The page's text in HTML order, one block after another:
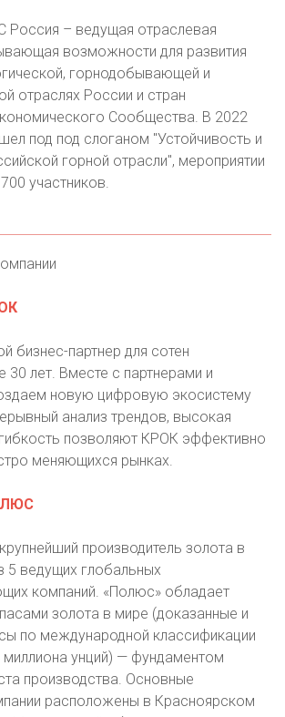
– ведущая отраслевая
возможности для развития
горнодобывающей и
отраслях России и стран
Сообщества. В 2022
под под слоганом "Устойчивость и
горной отрасли", мероприятии
участников.
бизнес-партнер для сотен
30 лет. Вместе с партнерами и
новую цифровую экосистему
анализ трендов, высокая
позволяют КРОК эффективно
меняющихся рынках.
производитель золота в
5 ведущих глобальных
компаний. «Полюс» обладает
золота в мире (доказанные и
по международной классификации
унций) — фундаментом
производства. Основные
расположены в Красноярском